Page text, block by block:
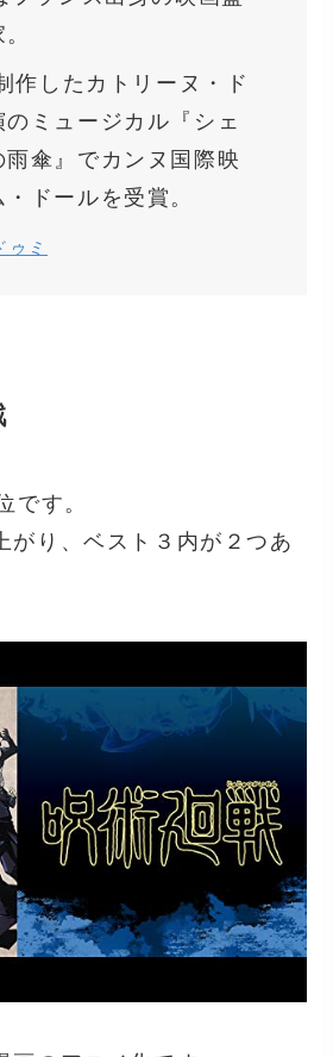
作したカトリーヌ・ド
のミュージカル『シェ
雨傘』でカンヌ国際映
ドールを受賞。
ゥミ
です。
がり、ベスト３内が２つあ